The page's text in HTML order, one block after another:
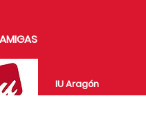
IU Aragón